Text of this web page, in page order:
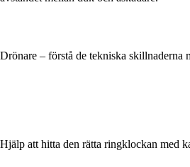
Drönare – förstå de tekniska skillnaderna
Hjälp att hitta den rätta ringklockan med